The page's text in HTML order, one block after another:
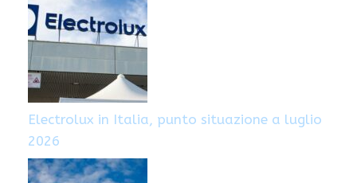
Electrolux in Italia, punto situazione a luglio
2026